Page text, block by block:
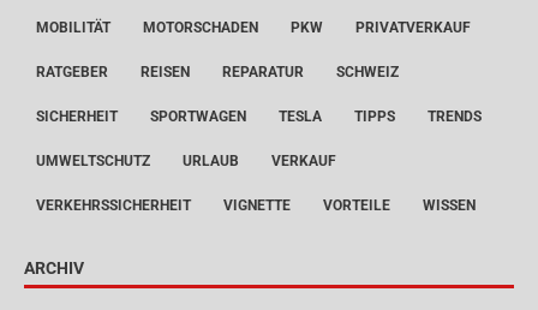
MOBILITÄT MOTORSCHADEN PKW PRIVATVERKAUF
RATGEBER REISEN REPARATUR SCHWEIZ
SICHERHEIT SPORTWAGEN TESLA TIPPS TRENDS
UMWELTSCHUTZ URLAUB VERKAUF
VERKEHRSSICHERHEIT VIGNETTE VORTEILE WISSEN
ARCHIV